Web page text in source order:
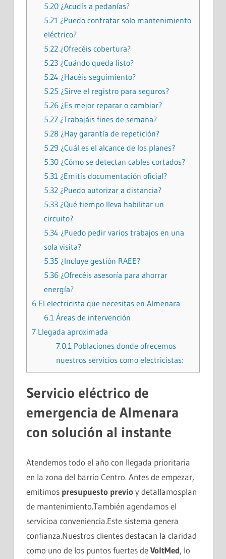
5.20 ¿Acudís a pedanías?
5.21 ¿Puedo contratar solo mantenimiento
eléctrico?
5.22 ¿Ofrecéis cobertura?
5.23 ¿Cuándo queda listo?
5.24 ¿Hacéis seguimiento?
5.25 ¿Sirve el registro para seguros?
5.26 ¿Es mejor reparar o cambiar?
5.27 ¿Trabajáis fines de semana?
5.28 ¿Hay garantía de repetición?
5.29 ¿Cuál es el alcance de los planes?
5.30 ¿Cómo se detectan cables cortados?
5.31 ¿Emitís documentación oficial?
5.32 ¿Puedo autorizar a distancia?
5.33 ¿Qué tiempo lleva habilitar un
circuito?
5.34 ¿Puedo pedir varios trabajos en una
sola visita?
5.35 ¿Incluye gestión RAEE?
5.36 ¿Ofrecéis asesoría para ahorrar
energía?
6 El electricista que necesitas en Almenara
6.1 Áreas de intervención
7 Llegada aproximada
7.0.1 Poblaciones donde ofrecemos
nuestros servicios como electricistas:
Servicio eléctrico de
emergencia de Almenara
con solución al instante
Atendemos todo el año con llegada prioritaria
en la zona del barrio Centro. Antes de empezar,
emitimos presupuesto previoy detallamosplan
de mantenimiento.También agendamos el
servicioa conveniencia.Este sistema genera
confianza.Nuestros clientes destacan la claridad
como uno de los puntos fuertes deVoltMed, lo